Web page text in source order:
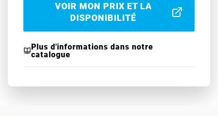
VOIR MON PRIX ET LA
DISPONIBILITÉ
Plus d'informations dans notre
catalogue